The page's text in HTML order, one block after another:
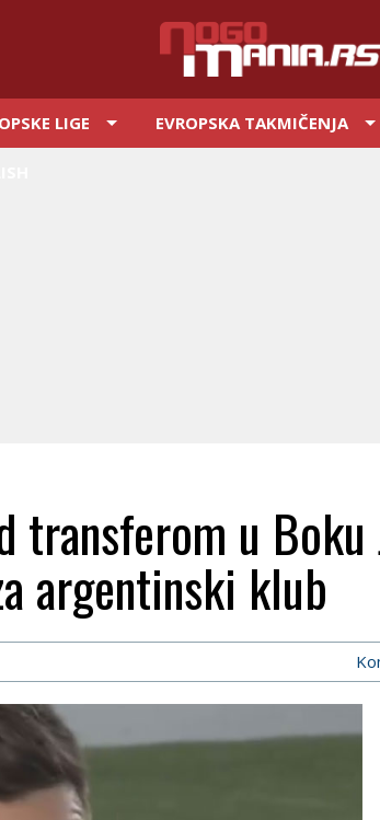
LIGE EVROPSKA TAKMIČENJA
transferom u Boku
argentinski klub